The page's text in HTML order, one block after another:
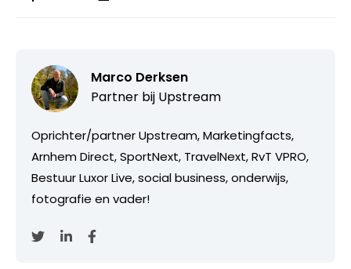
Marco Derksen
Partner bij Upstream
Oprichter/partner Upstream, Marketingfacts,
Arnhem Direct, SportNext, TravelNext, RvT VPRO,
Bestuur Luxor Live, social business, onderwijs,
fotografie en vader!